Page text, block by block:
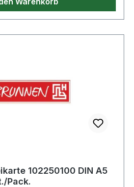
102250100 DIN A5
Pack.